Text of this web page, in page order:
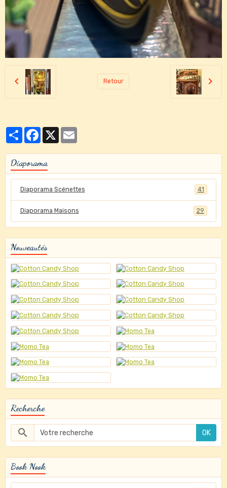
Retour
PartagerFacebook
X
Diaporama
Diaporama Scénettes 41
Diaporama Maisons 29
Nouveautés
Recherche
OK
Book Nook